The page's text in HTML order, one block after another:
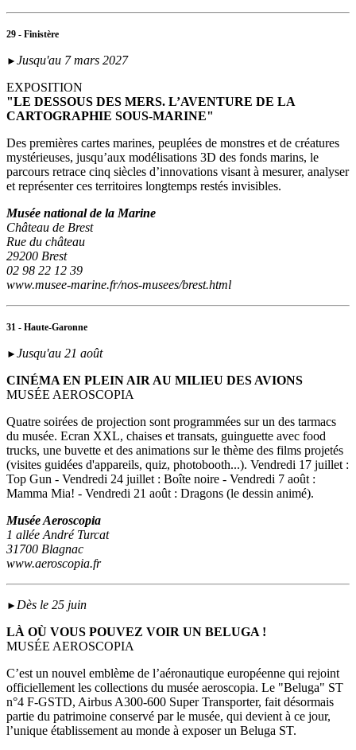
29 - Finistère
► Jusqu'au 7 mars 2027
EXPOSITION
"LE DESSOUS DES MERS. L’AVENTURE DE LA
CARTOGRAPHIE SOUS-MARINE"
Des premières cartes marines, peuplées de monstres et de créatures
mystérieuses, jusqu’aux modélisations 3D des fonds marins, le
parcours retrace cinq siècles d’innovations visant à mesurer, analyser
et représenter ces territoires longtemps restés invisibles.
Musée national de la Marine
Château de Brest
Rue du château
29200 Brest
02 98 22 12 39
www.musee-marine.fr/nos-musees/brest.html
31 - Haute-Garonne
► Jusqu'au 21 août
CINÉMA EN PLEIN AIR AU MILIEU DES AVIONS
MUSÉE AEROSCOPIA
Quatre soirées de projection sont programmées sur un des tarmacs
du musée. Ecran XXL, chaises et transats, guinguette avec food
trucks, une buvette et des animations sur le thème des films projetés
(visites guidées d'appareils, quiz, photobooth...). Vendredi 17 juillet :
Top Gun - Vendredi 24 juillet : Boîte noire - Vendredi 7 août :
Mamma Mia! - Vendredi 21 août : Dragons (le dessin animé).
Musée Aeroscopia
1 allée André Turcat
31700 Blagnac
www.aeroscopia.fr
► Dès le 25 juin
LÀ OÙ VOUS POUVEZ VOIR UN BELUGA !
MUSÉE AEROSCOPIA
C’est un nouvel emblème de l’aéronautique européenne qui rejoint
officiellement les collections du musée aeroscopia. Le "Beluga" ST
n°4 F-GSTD, Airbus A300-600 Super Transporter, fait désormais
partie du patrimoine conservé par le musée, qui devient à ce jour,
l’unique établissement au monde à exposer un Beluga ST.